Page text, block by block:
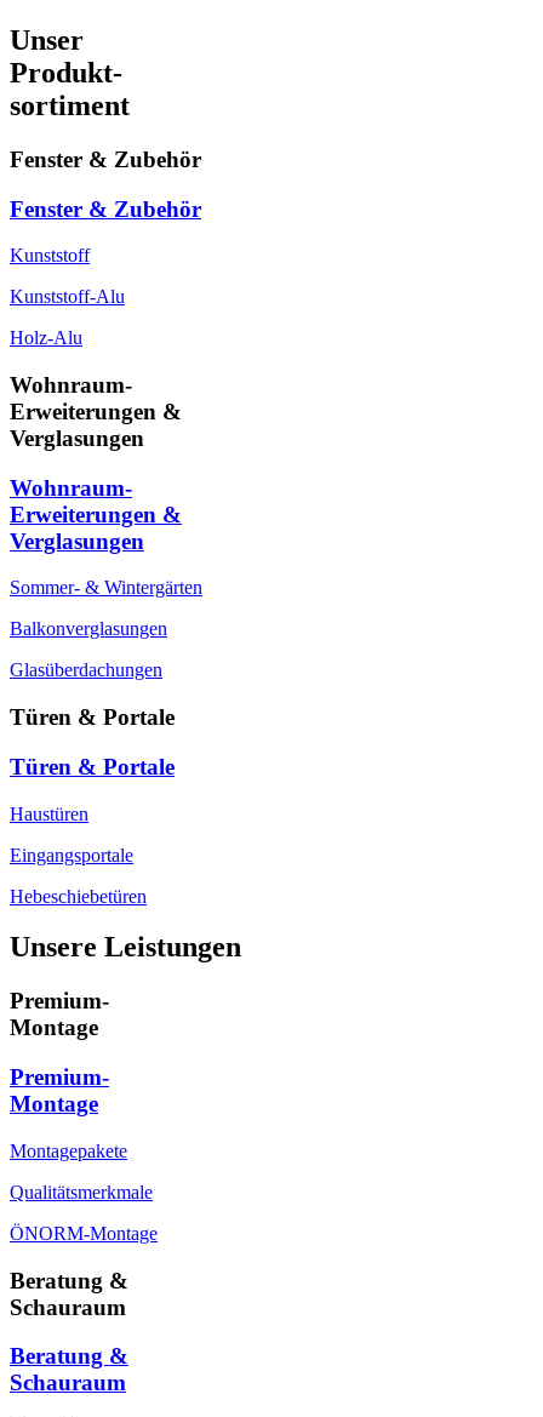
Unser
Produkt-
sortiment
Fenster & Zubehör
Fenster & Zubehör
Kunststoff
Kunststoff-Alu
Holz-Alu
Wohnraum-
Erweiterungen &
Verglasungen
Wohnraum-
Erweiterungen &
Verglasungen
Sommer- & Wintergärten
Balkonverglasungen
Glasüberdachungen
Türen & Portale
Türen & Portale
Haustüren
Eingangsportale
Hebeschiebetüren
Unsere Leistungen
Premium-
Montage
Premium-
Montage
Montagepakete
Qualitätsmerkmale
ÖNORM-Montage
Beratung &
Schauraum
Beratung &
Schauraum